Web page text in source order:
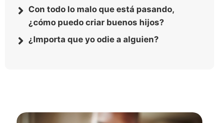
Con todo lo malo que está pasando,
¿cómo puedo criar buenos hijos?
¿Importa que yo odie a alguien?